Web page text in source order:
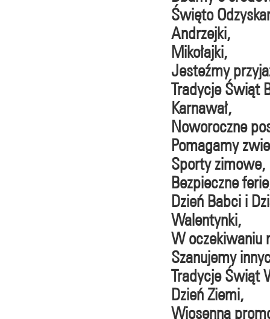
Święto
Andrzejki,
Mikołajki,
Jesteźmy
Tradycje Świąt
Karnawał,
Noworoczne
Pomagamy
Sporty zimowe,
Bezpieczne
Dzień Babci i
Walentynki,
W oczekiwaniu
Szanujemy
Tradycje Świąt
Dzień Ziemi,
Wiosenna